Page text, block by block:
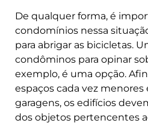
De qualquer forma, é
condomínios nessa
para abrigar as bicicletas.
condôminos para opinar
exemplo, é uma opção.
espaços cada vez menores
garagens, os edifícios
dos objetos pertencentes